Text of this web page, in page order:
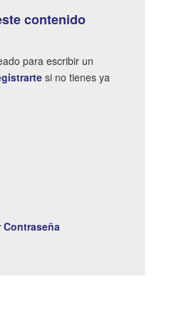
contenido
para escribir un
si no tienes ya
Contraseña